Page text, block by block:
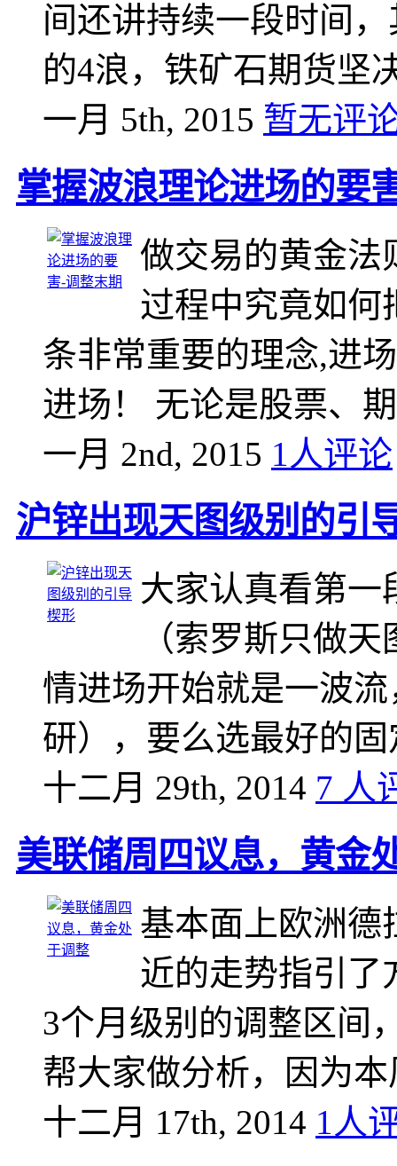
间还讲持续一段时间
的4浪，铁矿石期货坚
一月 5th, 2015 暂无评
掌握波浪理论进场的要
做交易的黄金法
过程中究竟如何
条非常重要的理念,进
进场！ 无论是股票、
一月 2nd, 2015 1人评论
沪锌出现天图级别的引
大家认真看第一
（索罗斯只做
情进场开始就是一波
研），要么选最好的
十二月 29th, 2014 7 人
美联储周四议息，黄金
基本面上欧洲德
近的走势指引了
3个月级别的调整区间
帮大家做分析，因为
十二月 17th, 2014 1人